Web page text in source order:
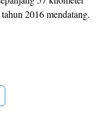
2016 mendatang.